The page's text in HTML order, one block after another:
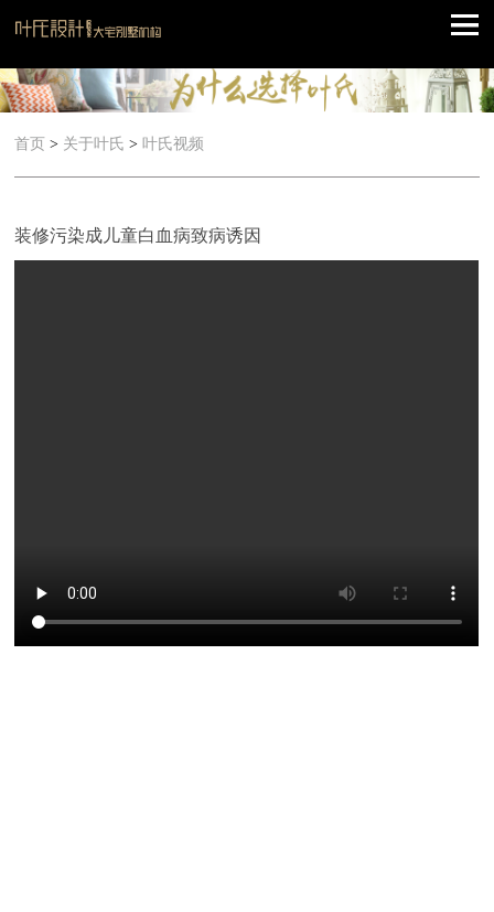
首页 > 关于叶氏 > 叶氏视频
装修污染成儿童白血病致病诱因